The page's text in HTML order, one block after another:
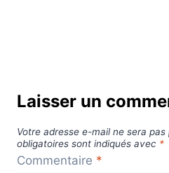
Laisser un
Votre adresse e-mail ne sera pas
obligatoires sont indiqués avec *
Commentaire *